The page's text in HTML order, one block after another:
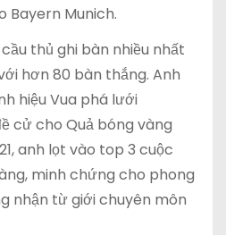
Bayern Munich.
thủ ghi bàn nhiều nhất
hơn 80 bàn thắng. Anh
hiệu Vua phá lưới
cử cho Quả bóng vàng
anh lọt vào top 3 cuộc
minh chứng cho phong
nhận từ giới chuyên môn